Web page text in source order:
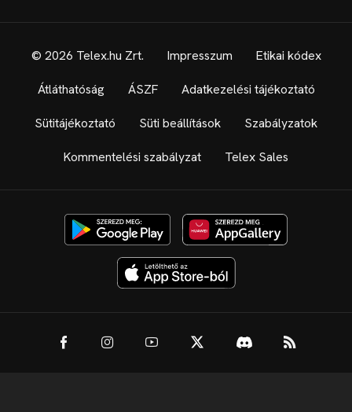
© 2026 Telex.hu Zrt. Impresszum Etikai kódex
Átláthatóság ÁSZF Adatkezelési tájékoztató
Sütitájékoztató Süti beállítások Szabályzatok
Kommentelési szabályzat Telex Sales